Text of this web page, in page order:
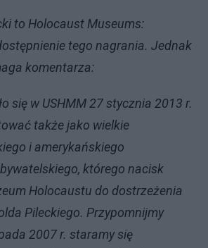
to Holocaust Museums:
tego nagrania. Jednak
komentarza:
się w USHMM 27 stycznia 2013 r.
także jako wielkie
i amerykańskiego
którego nacisk
Holocaustu do dostrzeżenia
Pileckiego. Przypomnijmy
2007 r. staramy się